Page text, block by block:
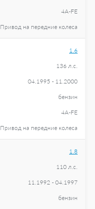
4A-FE
Привод на передние колеса
1.6
136 л.с.
04.1995 - 11.2000
бензин
4A-FE
Привод на передние колеса
1.8
110 л.с.
11.1992 - 04.1997
бензин